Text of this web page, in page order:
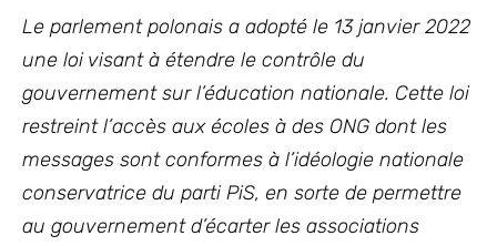
Le parlement polonais a adopté le 13 janvier 2022
une loi visant à étendre le contrôle du
gouvernement sur l’éducation nationale. Cette loi
restreint l’accès aux écoles à des ONG dont les
messages sont conformes à l’idéologie nationale
conservatrice du parti PiS, en sorte de permettre
au gouvernement d’écarter les associations